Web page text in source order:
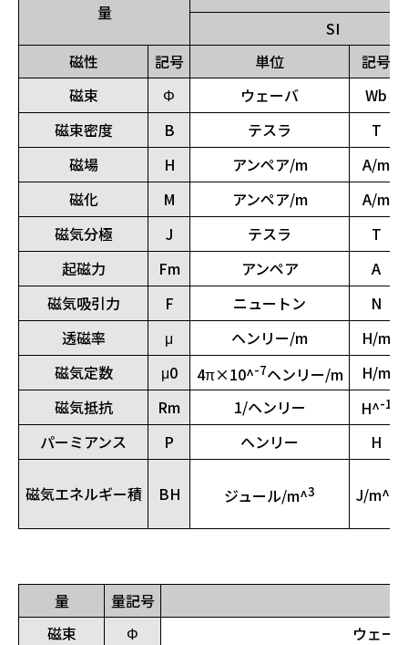
量
SI
磁性
記号 単位
記号
磁束
Φ ウェーバ
Wb
磁束密度
B テスラ
T
磁場
H アンペア/m
A/m
磁化
M アンペア/m
A/m
磁気分極
J テスラ
T
起磁力
Fm アンペア
A
磁気吸引力
F ニュートン
N
透磁率
μ ヘンリー/m
H/m
磁気定数
μ0 4π×10^-7ヘンリー/m
H/m
磁気抵抗
Rm 1/ヘンリー H^-1
パーミアンス P ヘンリー H
磁気エネルギー積 BH ジュール/m^3 J/m^
量
量記号
磁束
Φ ウェー